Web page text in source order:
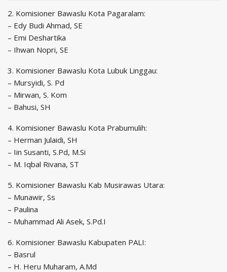
2. Komisioner Bawaslu Kota Pagaralam:
– Edy Budi Ahmad, SE
– Emi Deshartika
– Ihwan Nopri, SE
3. Komisioner Bawaslu Kota Lubuk Linggau:
– Mursyidi, S. Pd
– Mirwan, S. Kom
– Bahusi, SH
4. Komisioner Bawaslu Kota Prabumulih:
– Herman Julaidi, SH
– Iin Susanti, S.Pd, M.Si
– M. Iqbal Rivana, ST
5. Komisioner Bawaslu Kab Musirawas Utara:
– Munawir, Ss
– Paulina
– Muhammad Ali Asek, S.Pd.I
6. Komisioner Bawaslu Kabupaten PALI:
– Basrul
– H. Heru Muharam, A.Md